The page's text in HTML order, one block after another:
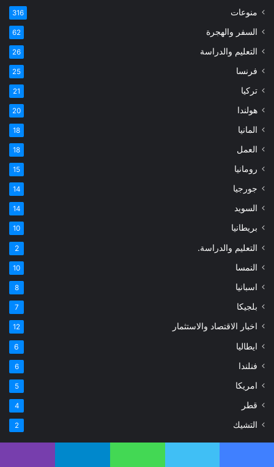
منوعات 316
السفر والهجرة 62
التعليم والدراسة 26
فرنسا 25
تركيا 21
هولندا 20
المانيا 18
العمل 18
رومانيا 15
جورجيا 14
السويد 14
بريطانيا 10
التعليم والدراسة. 2
النمسا 10
اسبانيا 8
بلجيكا 7
اخبار الاقتصاد والاستثمار 12
ايطاليا 6
فنلندا 6
امريكا 5
قطر 4
التشيك 2